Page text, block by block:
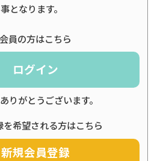
事となります。
会員の方はこちら
ログイン
りがとうございます。
を希望される方はこちら
新規会員登録